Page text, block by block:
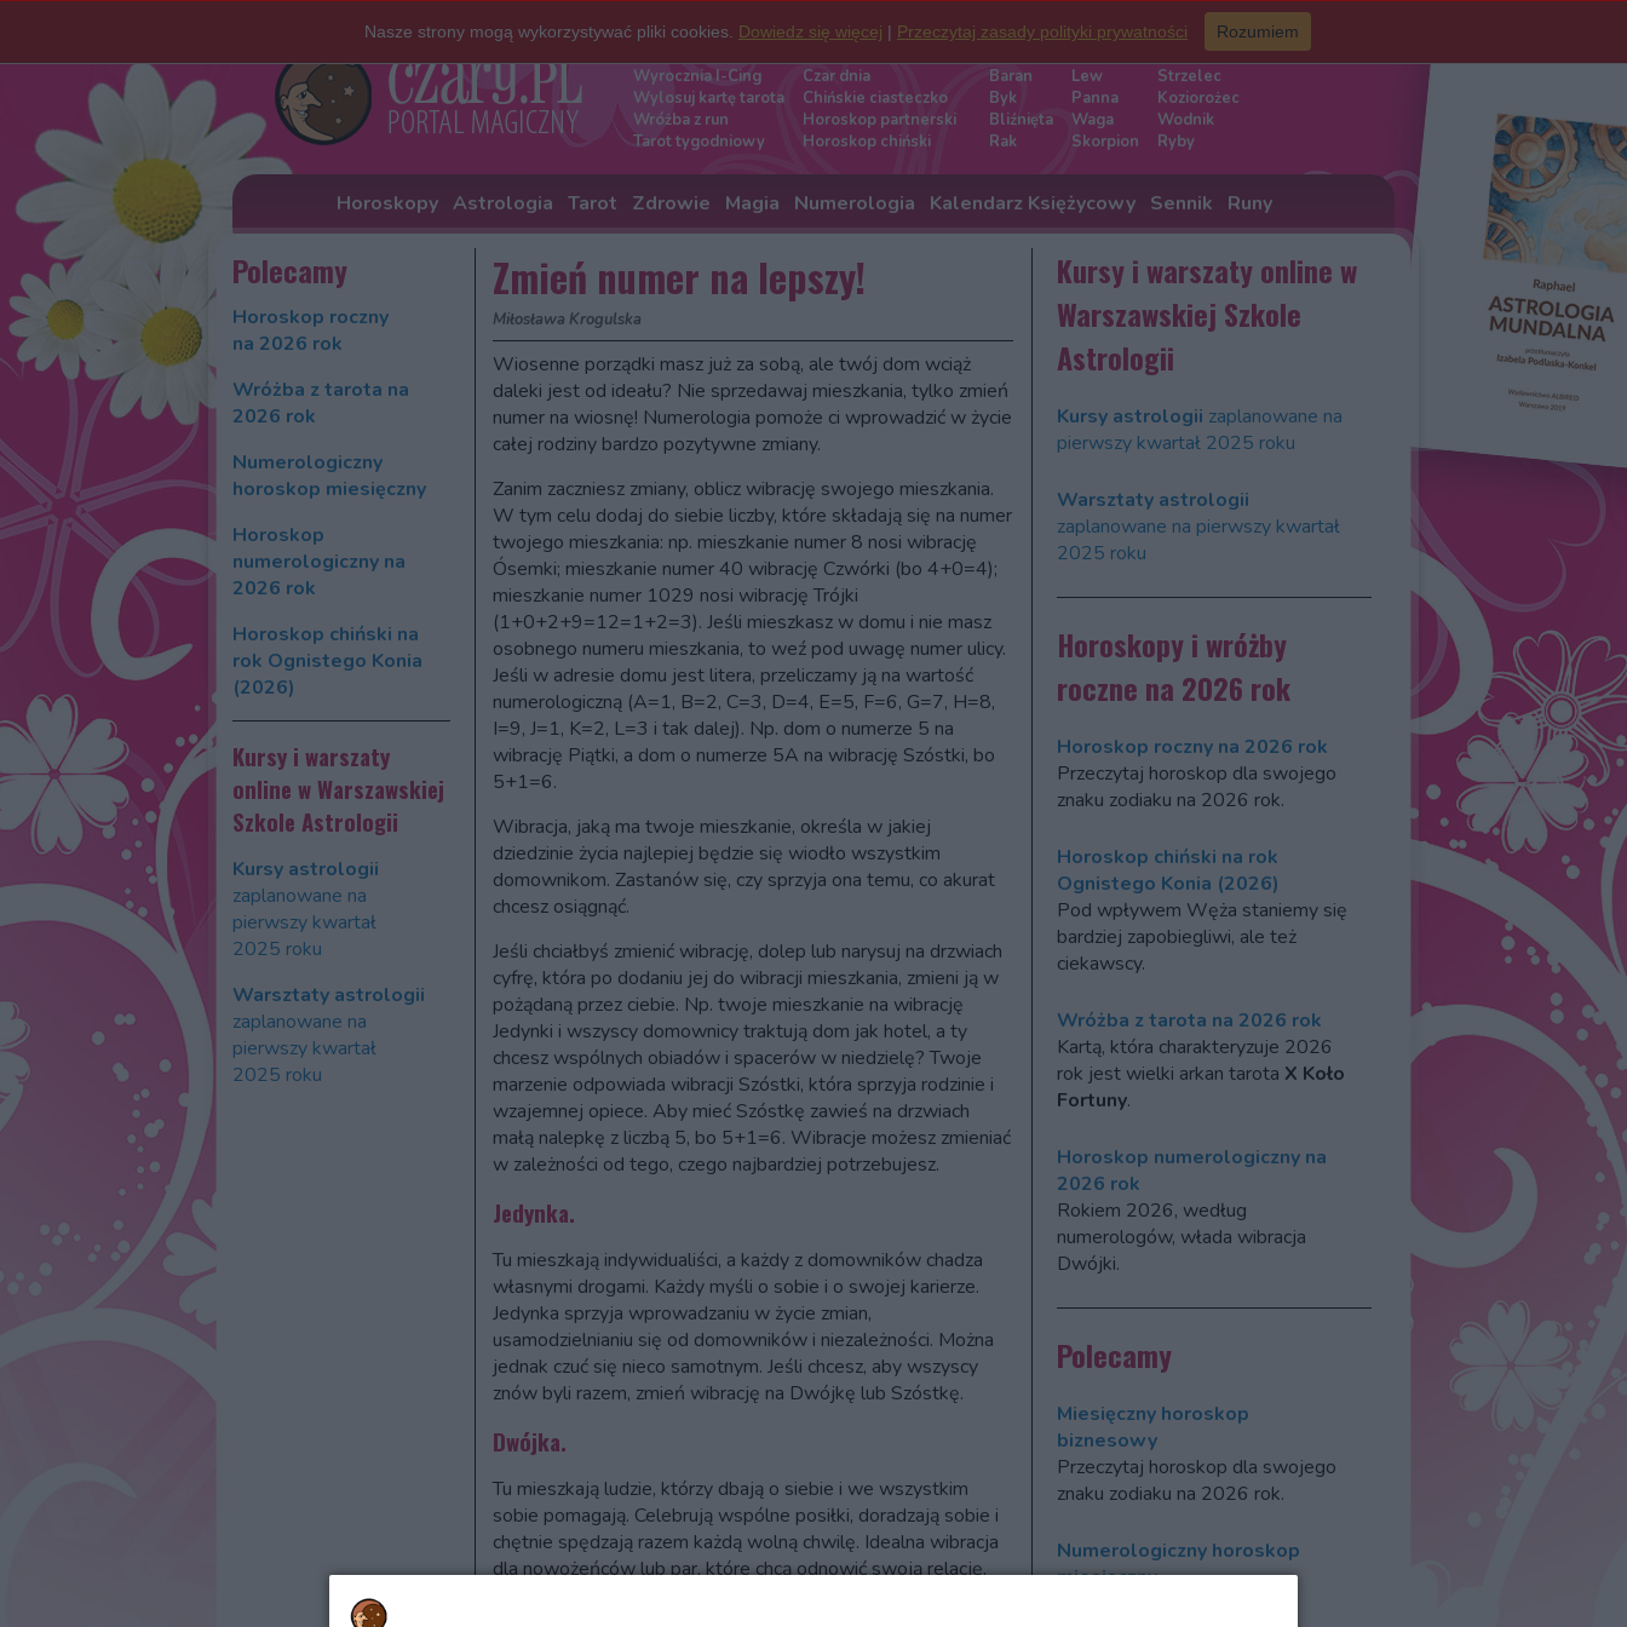
Darmowe wróżby
Wyrocznia I-Cing
Wylosuj kartę tarota
Wróżba z run
Tarot tygodniowy
Czar dnia
Chińskie ciasteczko
Horoskop partnerski
Horoskop chiński
Znaki zodiaku
Baran
Byk
Bliźnięta
Rak
Lew
Panna
Waga
Skorpion
Strzelec
Koziorożec
Wodnik
Ryby
Horoskopy Astrologia Tarot Zdrowie Magia Numerologia Kalendarz Księżycowy Sennik Runy
Polecamy
Horoskop roczny
na 2026 rok
Wróżba z tarota na
2026 rok
Numerologiczny
horoskop miesięczny
Horoskop
numerologiczny na
2026 rok
Horoskop chiński na
rok Ognistego Konia
(2026)
Kursy i warszaty
online w Warszawskiej
Szkole Astrologii
Kursy astrologii
zaplanowane na
pierwszy kwartał
2025 roku
Warsztaty astrologii
zaplanowane na
pierwszy kwartał
2025 roku
Zmień numer na lepszy!
Miłosława Krogulska
Wiosenne porządki masz już za sobą, ale twój dom wciąż
daleki jest od ideału? Nie sprzedawaj mieszkania, tylko zmień
numer na wiosnę! Numerologia pomoże ci wprowadzić w życie
całej rodziny bardzo pozytywne zmiany.
Zanim zaczniesz zmiany, oblicz wibrację swojego mieszkania.
W tym celu dodaj do siebie liczby, które składają się na numer
twojego mieszkania: np. mieszkanie numer 8 nosi wibrację
Ósemki; mieszkanie numer 40 wibrację Czwórki (bo 4+0=4);
mieszkanie numer 1029 nosi wibrację Trójki
(1+0+2+9=12=1+2=3). Jeśli mieszkasz w domu i nie masz
osobnego numeru mieszkania, to weź pod uwagę numer ulicy.
Jeśli w adresie domu jest litera, przeliczamy ją na wartość
numerologiczną (A=1, B=2, C=3, D=4, E=5, F=6, G=7, H=8,
I=9, J=1, K=2, L=3 i tak dalej). Np. dom o numerze 5 na
wibrację Piątki, a dom o numerze 5A na wibrację Szóstki, bo
5+1=6.
Wibracja, jaką ma twoje mieszkanie, określa w jakiej
dziedzinie życia najlepiej będzie się wiodło wszystkim
domownikom. Zastanów się, czy sprzyja ona temu, co akurat
chcesz osiągnąć.
Jeśli chciałbyś zmienić wibrację, dolep lub narysuj na drzwiach
cyfrę, która po dodaniu jej do wibracji mieszkania, zmieni ją w
pożądaną przez ciebie. Np. twoje mieszkanie na wibrację
Jedynki i wszyscy domownicy traktują dom jak hotel, a ty
chcesz wspólnych obiadów i spacerów w niedzielę? Twoje
marzenie odpowiada wibracji Szóstki, która sprzyja rodzinie i
wzajemnej opiece. Aby mieć Szóstkę zawieś na drzwiach
małą nalepkę z liczbą 5, bo 5+1=6. Wibracje możesz zmieniać
w zależności od tego, czego najbardziej potrzebujesz.
Jedynka.
Tu mieszkają indywidualiści, a każdy z domowników chadza
własnymi drogami. Każdy myśli o sobie i o swojej karierze.
Jedynka sprzyja wprowadzaniu w życie zmian,
usamodzielnianiu się od domowników i niezależności. Można
jednak czuć się nieco samotnym. Jeśli chcesz, aby wszyscy
znów byli razem, zmień wibrację na Dwójkę lub Szóstkę.
Dwójka.
Tu mieszkają ludzie, którzy dbają o siebie i we wszystkim
sobie pomagają. Celebrują wspólne posiłki, doradzają sobie i
chętnie spędzają razem każdą wolną chwilę. Idealna wibracja
dla nowożeńców lub par, które chcą odnowić swoją relację.
Kursy i warszaty online w
Warszawskiej Szkole
Astrologii
Kursy astrologii zaplanowane na
pierwszy kwartał 2025 roku
Warsztaty astrologii
zaplanowane na pierwszy kwartał
2025 roku
Horoskopy i wróżby
roczne na 2026 rok
Horoskop roczny na 2026 rok
Przeczytaj horoskop dla swojego
znaku zodiaku na 2026 rok.
Horoskop chiński na rok
Ognistego Konia (2026)
Pod wpływem Węża staniemy się
bardziej zapobiegliwi, ale też
ciekawscy.
Wróżba z tarota na 2026 rok
Kartą, która charakteryzuje 2026
rok jest wielki arkan tarota X Koło
Fortuny.
Horoskop numerologiczny na
2026 rok
Rokiem 2026, według
numerologów, włada wibracja
Dwójki.
Polecamy
Miesięczny horoskop
biznesowy
Przeczytaj horoskop dla swojego
znaku zodiaku na 2026 rok.
Numerologiczny horoskop
miesięczny
Nasze strony mogą wykorzystywać pliki cookies. Dowiedz się więcej | Przeczytaj zasady polityki prywatności Rozumiem